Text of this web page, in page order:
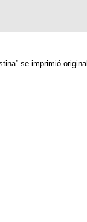
se imprimió